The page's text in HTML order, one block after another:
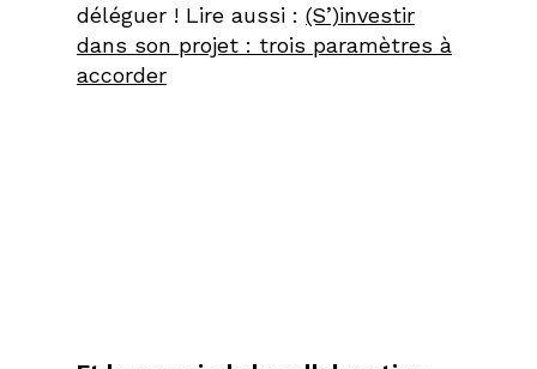
déléguer ! Lire aussi : (S’)investir
dans son projet : trois paramètres à
accorder